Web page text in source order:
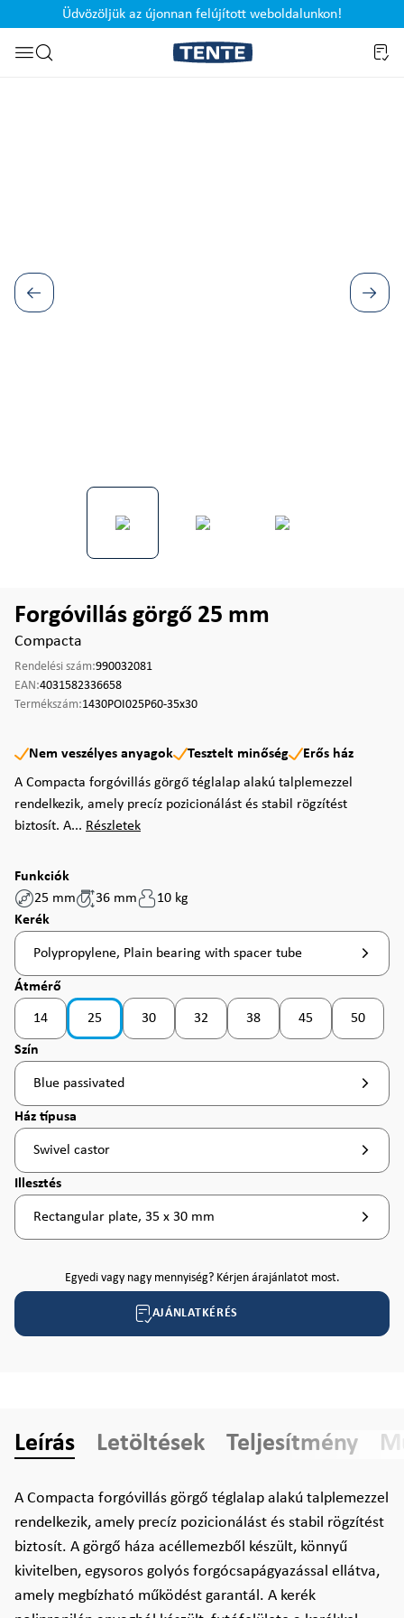
Ugrás a kereséshez
Üdvözöljük az újonnan felújított weboldalunkon!
Forgóvillás görgő 25 mm
Compacta
Rendelési szám:990032081
EAN:4031582336658
Termékszám:1430POI025P60-35x30
Nem veszélyes anyagok Tesztelt minőség
Erős ház
A Compacta forgóvillás görgő téglalap alakú talplemezzel
rendelkezik, amely precíz pozicionálást és stabil rögzítést
biztosít. A... Részletek
Funkciók
25 mm
36 mm
10 kg
Válasszon
Kerék
Polypropylene, Plain bearing with spacer tube
Válasszon
Átmérő
14
(Ez az opció jelenleg nem érhető el. )
25 30
(Ez az opció jelenleg nem érhető el. )
32
(Ez az opció jelenleg nem érhető el. )
38
(Ez az opció jelenleg nem
45
(Ez az opció
50
(Ez az
Válasszon
Szín
Blue passivated
Válasszon
Ház típusa
Swivel castor
Válasszon
Illesztés
Rectangular plate, 35 x 30 mm
Egyedi vagy nagy mennyiség? Kérjen árajánlatot most.
AJÁNLATKÉRÉS
Leírás Letöltések Teljesítmény
A Compacta forgóvillás görgő téglalap alakú talplemezzel
rendelkezik, amely precíz pozicionálást és stabil rögzítést
biztosít. A görgő háza acéllemezből készült, könnyű
kivitelben, egysoros golyós forgócsapágyazással ellátva,
amely megbízható működést garantál. A kerék